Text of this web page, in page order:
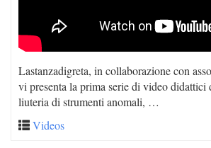
Lastanzadigreta, in collaborazione con
vi presenta la prima serie di video didattici
liuteria di strumenti anomali, …
Videos